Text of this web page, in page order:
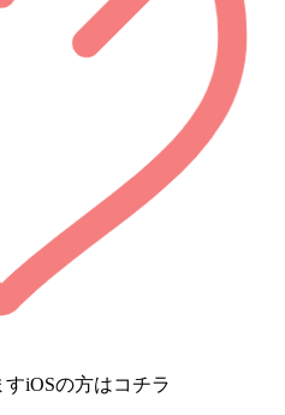
すiOSの方はコチラ